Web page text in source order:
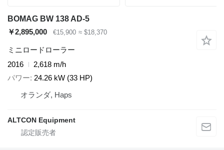
BOMAG BW 138 AD-5
￥2,895,000
€15,900 ≈ $18,370
ミニロードローラー
2016
2,618 m/h
パワー 24.26 kW (33 HP)
オランダ, Haps
ALTCON Equipment